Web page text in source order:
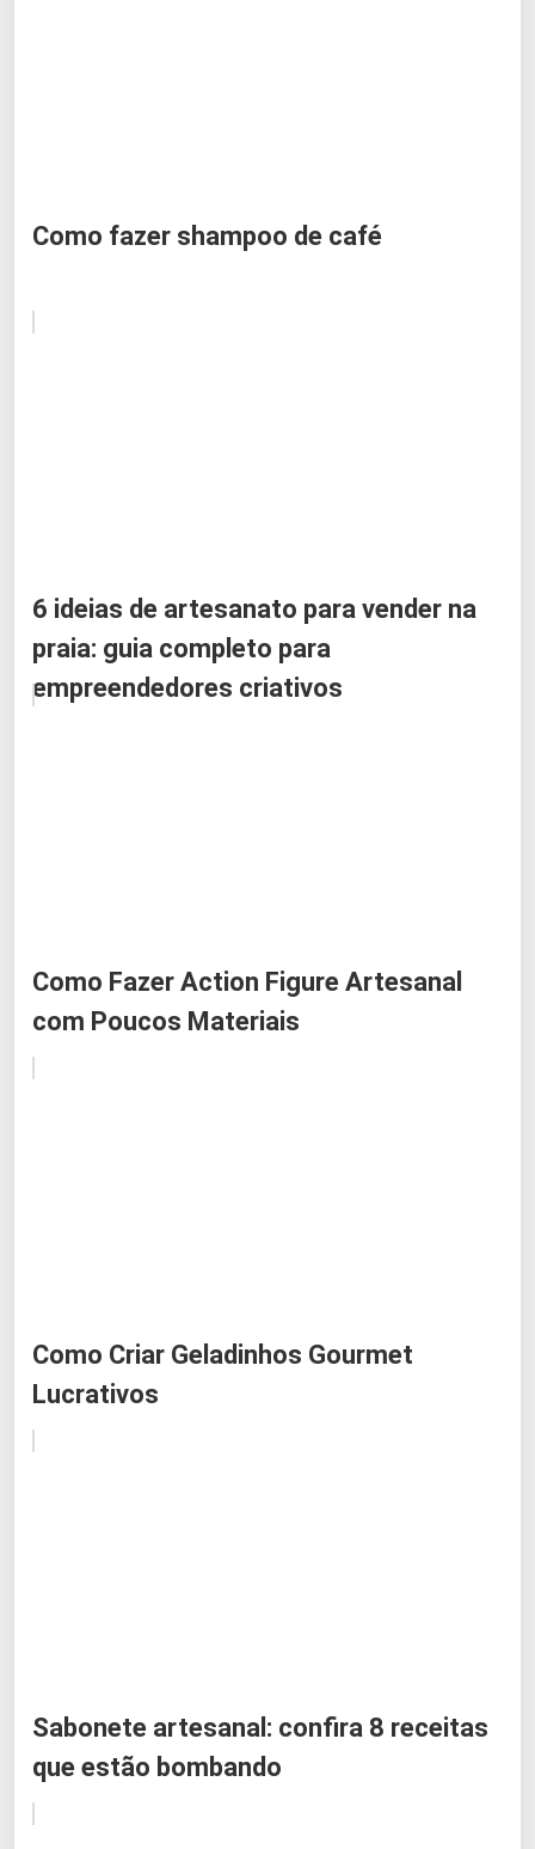
Como fazer shampoo de café
6 ideias de artesanato para vender na
praia: guia completo para
empreendedores criativos
Como Fazer Action Figure Artesanal
com Poucos Materiais
Como Criar Geladinhos Gourmet
Lucrativos
Sabonete artesanal: confira 8 receitas
que estão bombando